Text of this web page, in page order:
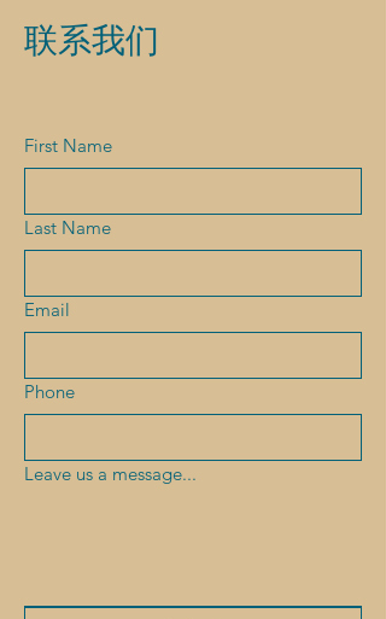
联系我们
First Name
Last Name
Email
Phone
Leave us a message...